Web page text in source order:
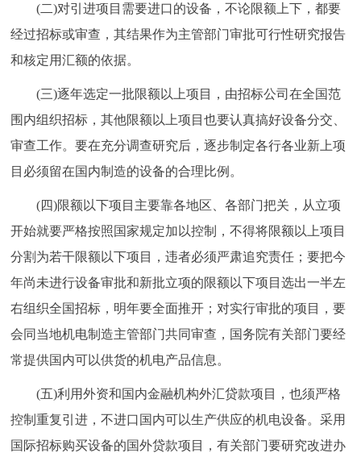
(二)对引进项目需要进口的设备，不论限额上下，都要
经过招标或审查，其结果作为主管部门审批可行性研究报告
和核定用汇额的依据。
(三)逐年选定一批限额以上项目，由招标公司在全国范
围内组织招标，其他限额以上项目也要认真搞好设备分交、
审查工作。要在充分调查研究后，逐步制定各行各业新上项
目必须留在国内制造的设备的合理比例。
(四)限额以下项目主要靠各地区、各部门把关，从立项
开始就要严格按照国家规定加以控制，不得将限额以上项目
分割为若干限额以下项目，违者必须严肃追究责任；要把今
年尚未进行设备审批和新批立项的限额以下项目选出一半左
右组织全国招标，明年要全面推开；对实行审批的项目，要
会同当地机电制造主管部门共同审查，国务院有关部门要经
常提供国内可以供货的机电产品信息。
(五)利用外资和国内金融机构外汇贷款项目，也须严格
控制重复引进，不进口国内可以生产供应的机电设备。采用
国际招标购买设备的国外贷款项目，有关部门要研究改进办